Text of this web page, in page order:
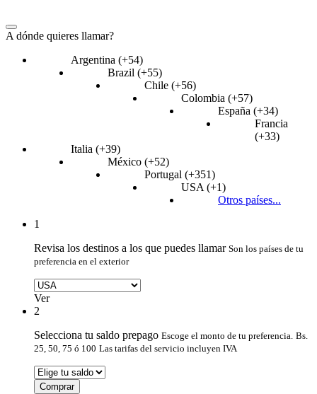
A dónde quieres llamar?
Argentina (+54)
Brazil (+55)
Chile (+56)
Colombia (+57)
España (+34)
Francia
(+33)
Italia (+39)
México (+52)
Portugal (+351)
USA (+1)
Otros países...
1
Revisa los destinos a los que puedes llamar Son los países de tu
preferencia en el exterior
Ver
2
Selecciona tu saldo prepago Escoge el monto de tu preferencia. Bs.
25, 50, 75 ó 100 Las tarifas del servicio incluyen IVA
Comprar